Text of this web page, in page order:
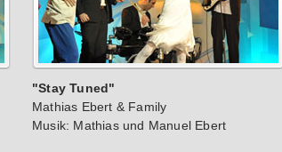
"Stay Tuned"
Mathias Ebert & Family
Musik: Mathias und Manuel Ebert